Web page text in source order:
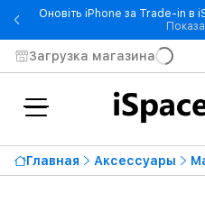
Оновіть iPhone за Trade-in в
Загрузка магазина
Главная Аксессуары